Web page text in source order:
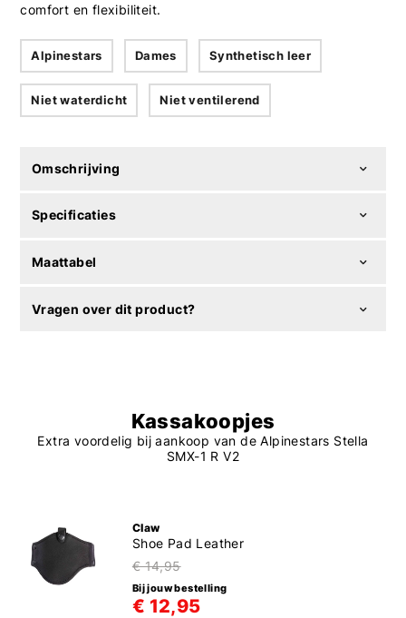
comfort en flexibiliteit.
Alpinestars Dames Synthetisch leer
Niet waterdicht Niet ventilerend
Omschrijving
Specificaties
Maattabel
Vragen over dit product?
Kassakoopjes
Extra voordelig bij aankoop van de Alpinestars Stella
SMX-1 R V2
Claw
Shoe Pad Leather
€ 14,95
Bij jouw bestelling
€ 12,95